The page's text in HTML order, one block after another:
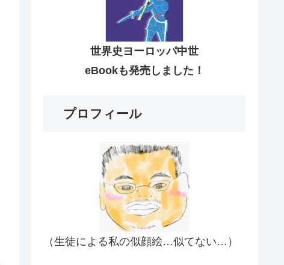
世界史ヨーロッパ中世
eBookも発売しました！
プロフィール
（生徒による私の似顔絵…似てない…）